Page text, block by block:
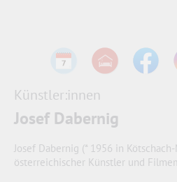
Künstler:innen
Josef Dabernig
Josef Dabernig (* 1956 in
österreichischer Künstler und